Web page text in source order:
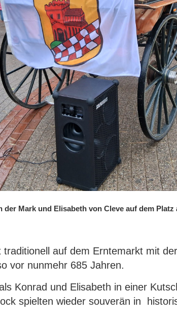
Mark und Elisabeth von Cleve auf dem Platz
auf dem Erntemarkt mit
vor nunmehr 685 Jahren.
Konrad und Elisabeth in einer
spielten wieder souverän in